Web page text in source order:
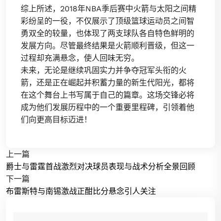
综上所述，2018年NBA季后赛中火箭与太阳之间精
彩纷呈的一役，不仅展示了顶级篮球运动员之间智
勇双全的较量，也体现了两支球队各自特色鲜明的
发展方向。尽管最终结果是火箭顺利晋级，但这一
过程却充满悬念，使人回味无穷。
未来，无论是继续巩固实力并争夺冠军头衔的火
箭，还是正在崛起并积蓄力量的新生代阳光，都将
在这个舞台上书写属于自己的篇章。这场交锋必将
成为他们发展历程中的一个重要里程碑，引领着他
们向更高目标迈进！
上一篇
爵士与雷霆首战激烈对决球员表现与战术分析全景回顾
下一篇
布雷斯特与南锡激战正酣比分悬念引人关注